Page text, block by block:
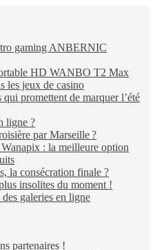
gaming ANBERNIC
HD WANBO T2 Max
les jeux de casino
promettent de marquer l’été
ligne ?
par Marseille ?
: la meilleure option
la consécration finale ?
insolites du moment !
galeries en ligne
partenaires !